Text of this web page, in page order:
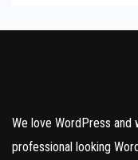
We love WordPress
professional looking